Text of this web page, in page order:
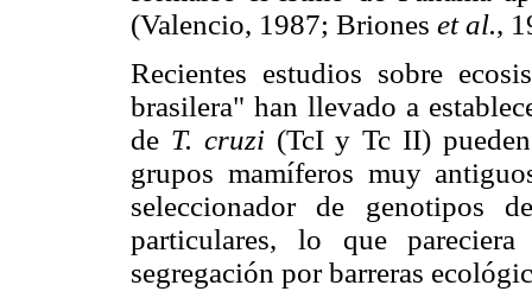
(Valencio, 1987; Briones et al.,
Recientes estudios sobre
brasilera" han llevado a
de T. cruzi (TcI y Tc II)
grupos mamíferos muy
seleccionador de genotipos
particulares, lo que
segregación por barreras